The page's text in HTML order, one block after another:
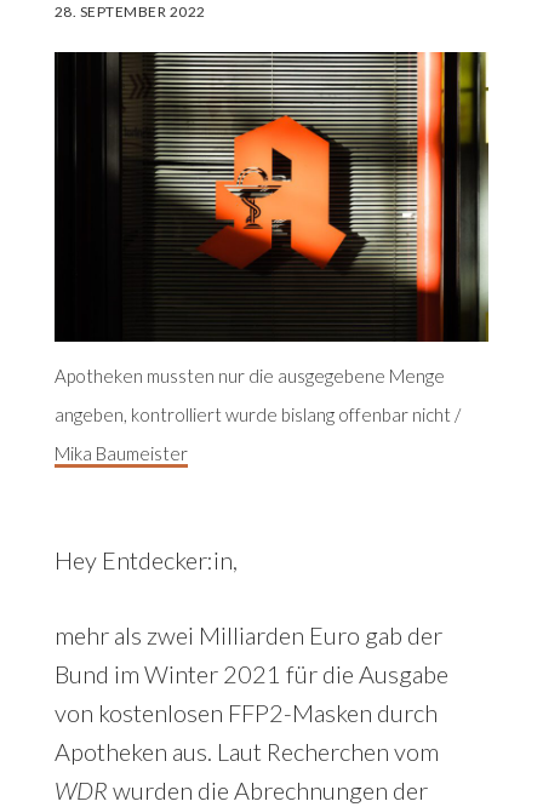
28. SEPTEMBER 2022
Apotheken mussten nur die ausgegebene Menge
angeben, kontrolliert wurde bislang offenbar nicht /
Mika Baumeister
Hey Entdecker:in,
mehr als zwei Milliarden Euro gab der
Bund im Winter 2021 für die Ausgabe
von kostenlosen FFP2-Masken durch
Apotheken aus. Laut Recherchen vom
WDR wurden die Abrechnungen der